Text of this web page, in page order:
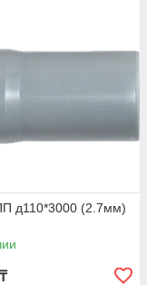
д110*3000 (2.7мм)
₸